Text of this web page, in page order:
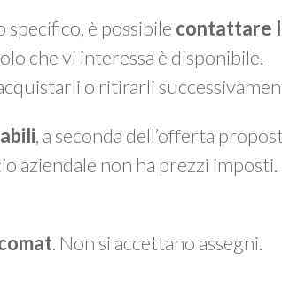
è possibile contattare
che vi interessa è disponibile.
o ritirarli
, a seconda dell’offerta
aziendale non ha prezzi imposti.
. Non si accettano assegni.